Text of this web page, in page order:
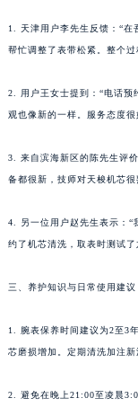
1. 天津用户李先生反馈：“在
帮忙调整了表带松紧。整个
2. 用户王女士提到：“电话预
观也像新的一样。服务态度很
3. 来自滨海新区的陈先生评
备都很新，技师对天梭机芯
4. 另一位用户赵先生表示：“
约了机芯清洗，取表时测试
三、养护知识与日常使用建议
1. 腕表保养时间建议为2至3
芯磨损增加。定期清洗加注
2. 避免在晚上21:00至凌晨